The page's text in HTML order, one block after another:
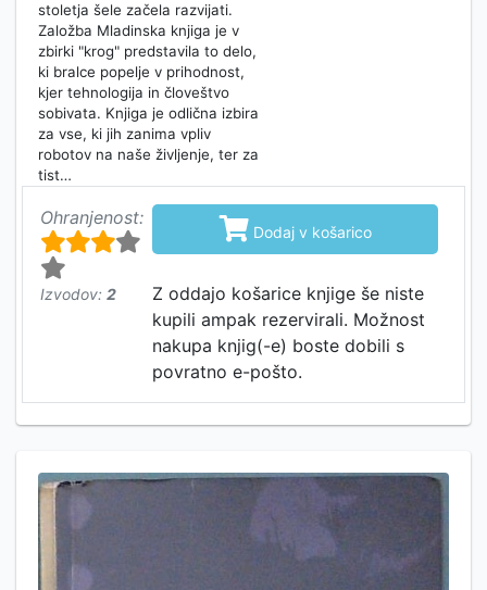
stoletja šele začela razvijati.
Založba Mladinska knjiga je v
zbirki "krog" predstavila to delo,
ki bralce popelje v prihodnost,
kjer tehnologija in človeštvo
sobivata. Knjiga je odlična izbira
za vse, ki jih zanima vpliv
robotov na naše življenje, ter za
tist…
Ohranjenost:
Izvodov: 2
 Dodaj v košarico
Z oddajo košarice knjige še niste
kupili ampak rezervirali. Možnost
nakupa knjig(-e) boste dobili s
povratno e-pošto.